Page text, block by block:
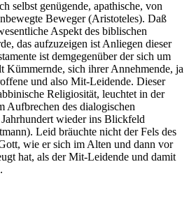
selbst genügende, apathische, von
Beweger (Aristoteles). Daß
Aspekt des biblischen
das aufzuzeigen ist Anliegen dieser
ist demgegenüber der sich um
Kümmernde, sich ihrer Annehmende, ja
und also Mit-Leidende. Dieser
Religiosität, leuchtet in der
Aufbrechen des dialogischen
wieder ins Blickfeld
Leid bräuchte nicht der Fels des
wie er sich im Alten und dann vor
hat, als der Mit-Leidende und damit